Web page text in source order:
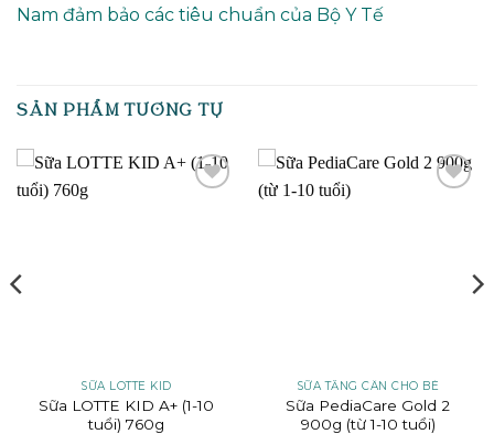
Nam đảm bảo các tiêu chuẩn của Bộ Y Tế
SẢN PHẨM TƯƠNG TỰ
SỮA LOTTE KID
Sữa LOTTE KID A+ (1-10
tuổi) 760g
SỮA TĂNG CÂN CHO BÉ
Sữa PediaCare Gold 2
900g (từ 1-10 tuổi)